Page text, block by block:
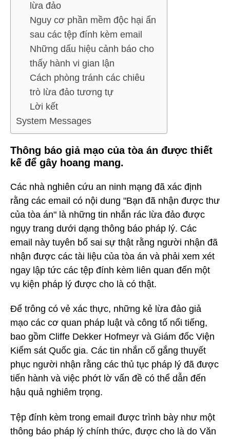
lừa đảo
Nguy cơ phần mềm độc hại ẩn
sau các tệp đính kèm email
Những dấu hiệu cảnh báo cho
thấy hành vi gian lận
Cách phòng tránh các chiêu
trò lừa đảo tương tự
Lời kết
System Messages
Thông báo giả mạo của tòa án được thiết
kế để gây hoang mang.
Các nhà nghiên cứu an ninh mạng đã xác định
rằng các email có nội dung "Bạn đã nhận được thư
của tòa án" là những tin nhắn rác lừa đảo được
ngụy trang dưới dạng thông báo pháp lý. Các
email này tuyên bố sai sự thật rằng người nhận đã
nhận được các tài liệu của tòa án và phải xem xét
ngay lập tức các tệp đính kèm liên quan đến một
vụ kiện pháp lý được cho là có thật.
Để trông có vẻ xác thực, những kẻ lừa đảo giả
mạo các cơ quan pháp luật và công tố nổi tiếng,
bao gồm Cliffe Dekker Hofmeyr và Giám đốc Viện
Kiểm sát Quốc gia. Các tin nhắn cố gắng thuyết
phục người nhận rằng các thủ tục pháp lý đã được
tiến hành và việc phớt lờ vấn đề có thể dẫn đến
hậu quả nghiêm trọng.
Tệp đính kèm trong email được trình bày như một
thông báo pháp lý chính thức, được cho là do Văn